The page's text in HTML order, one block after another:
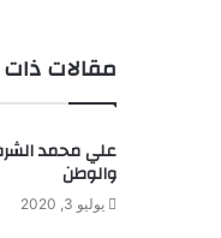
مقالات
علي محمد
والوطن
يوليو 3, 2020